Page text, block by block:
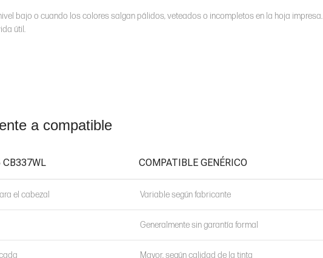
bajo o cuando los colores salgan pálidos, veteados o incompletos en la hoja impresa.
útil.
a compatible
CB337WL COMPATIBLE GENÉRICO
el cabezal Variable según fabricante
Generalmente sin garantía formal
Mayor, según calidad de la tinta